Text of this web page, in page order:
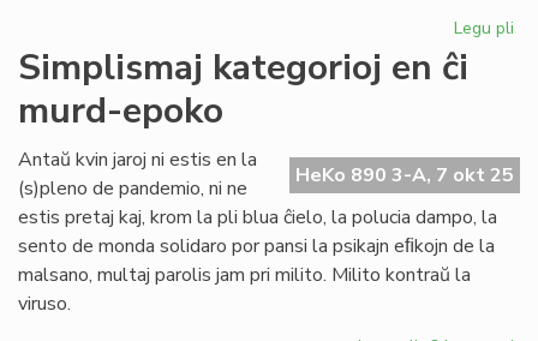
Legu pli
pli
Simplismaj kategorioj en ĉi
murd-epoko
HeKo 890 3-A, 7 okt 25
Antaŭ kvin jaroj ni estis en la
(s)pleno de pandemio, ni ne
estis pretaj kaj, krom la pli blua ĉielo, la polucia dampo, la
sento de monda solidaro por pansi la psikajn eﬁkojn de la
malsano, multaj parolis jam pri milito. Milito kontraŭ la
viruso.